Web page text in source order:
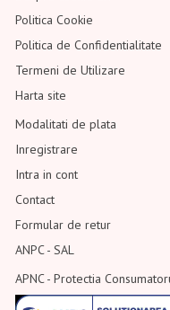
Politica Cookie
Politica de Confidentialitate
Termeni de Utilizare
Harta site
Modalitati de plata
Inregistrare
Intra in cont
Contact
Formular de retur
ANPC - SAL
APNC - Protectia